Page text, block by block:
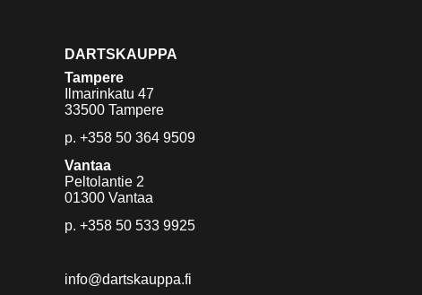
DARTSKAUPPA
Tampere
Ilmarinkatu 47
33500 Tampere
p. +358 50 364 9509
Vantaa
Peltolantie 2
01300 Vantaa
p. +358 50 533 9925
info@dartskauppa.fi